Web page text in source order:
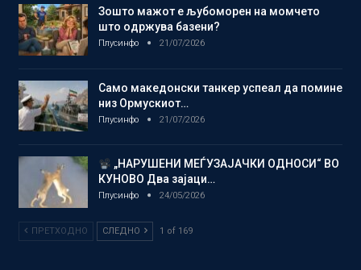
Зошто мажот е љубоморен на момчето
што одржува базени?
Плусинфо 21/07/2026
Само македонски танкер успеал да помине
низ Ормускиот…
Плусинфо 21/07/2026
„НАРУШЕНИ МЕЃУЗАЈАЧКИ ОДНОСИ“ ВО
КУНОВО Два зајаци…
Плусинфо 24/05/2026
ПРЕТХОДНО СЛЕДНО 1 of 169